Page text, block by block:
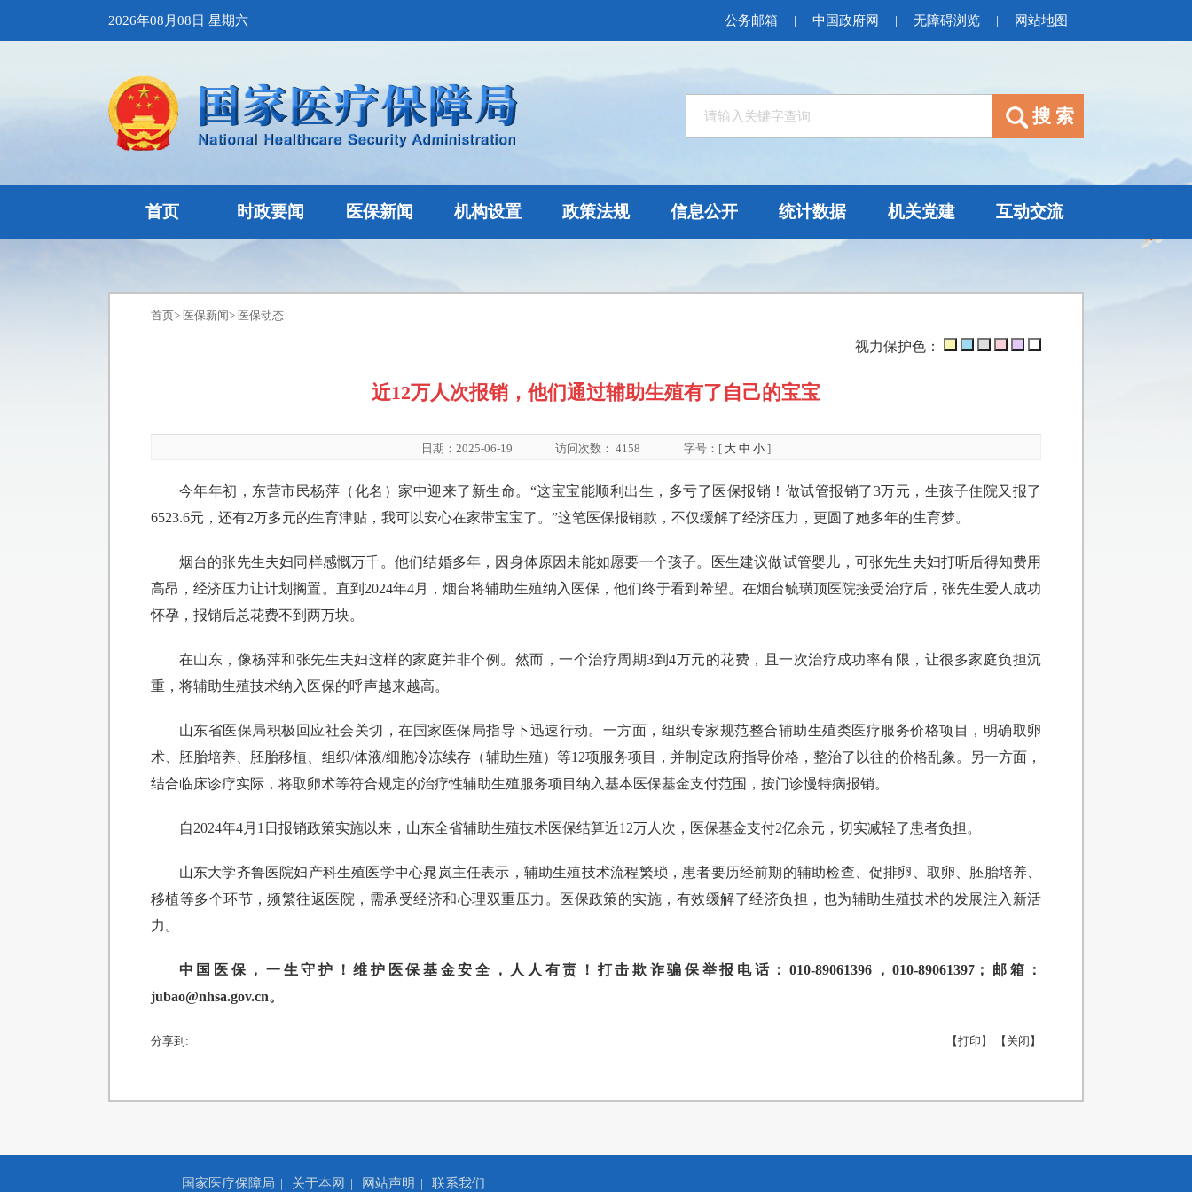
2026年08月08日 星期六 公务邮箱 | 中国政府网 | 无障碍浏览 | 网站地图
首页 时政要闻 医保新闻 机构设置 政策法规 信息公开 统计数据 机关党建 互动交流
首页> 医保新闻> 医保动态
视力保护色：
近12万人次报销，他们通过辅助生殖有了自己的宝宝
日期：2025-06-19 访问次数：4158 字号：[ 大 中 小 ]
今年年初，东营市民杨萍（化名）家中迎来了新生命。“这宝宝能顺利出生，多亏了医保报销！做试管报销了3万元，生孩子住院又报了
6523.6元，还有2万多元的生育津贴，我可以安心在家带宝宝了。”这笔医保报销款，不仅缓解了经济压力，更圆了她多年的生育梦。
烟台的张先生夫妇同样感慨万千。他们结婚多年，因身体原因未能如愿要一个孩子。医生建议做试管婴儿，可张先生夫妇打听后得知费用
高昂，经济压力让计划搁置。直到2024年4月，烟台将辅助生殖纳入医保，他们终于看到希望。在烟台毓璜顶医院接受治疗后，张先生爱人成功
怀孕，报销后总花费不到两万块。
在山东，像杨萍和张先生夫妇这样的家庭并非个例。然而，一个治疗周期3到4万元的花费，且一次治疗成功率有限，让很多家庭负担沉
重，将辅助生殖技术纳入医保的呼声越来越高。
山东省医保局积极回应社会关切，在国家医保局指导下迅速行动。一方面，组织专家规范整合辅助生殖类医疗服务价格项目，明确取卵
术、胚胎培养、胚胎移植、组织/体液/细胞冷冻续存（辅助生殖）等12项服务项目，并制定政府指导价格，整治了以往的价格乱象。另一方面，
结合临床诊疗实际，将取卵术等符合规定的治疗性辅助生殖服务项目纳入基本医保基金支付范围，按门诊慢特病报销。
自2024年4月1日报销政策实施以来，山东全省辅助生殖技术医保结算近12万人次，医保基金支付2亿余元，切实减轻了患者负担。
山东大学齐鲁医院妇产科生殖医学中心晁岚主任表示，辅助生殖技术流程繁琐，患者要历经前期的辅助检查、促排卵、取卵、胚胎培养、
移植等多个环节，频繁往返医院，需承受经济和心理双重压力。医保政策的实施，有效缓解了经济负担，也为辅助生殖技术的发展注入新活
力。
中国医保，一生守护！维护医保基金安全，人人有责！打击欺诈骗保举报电话：010-89061396，010-89061397；邮箱：
jubao@nhsa.gov.cn。
分享到: 【打印】 【关闭】
国家医疗保障局 | 关于本网 | 网站声明 | 联系我们